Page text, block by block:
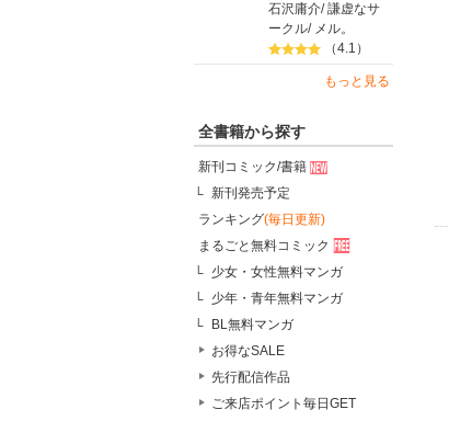
石沢庸介/謙虚なサ
ークル/ メル。
（4.1）
もっと見る
全書籍から探す
新刊コミック/書籍
新刊発売予定
ランキング(毎日更新)
まるごと無料コミック
少女・女性無料マンガ
少年・青年無料マンガ
BL無料マンガ
お得なSALE
先行配信作品
ご来店ポイント毎日GET